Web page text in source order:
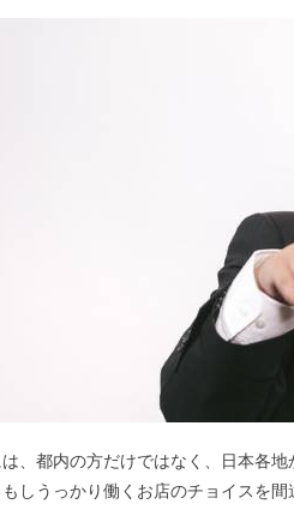
、都内の方だけではなく、日本各
しうっかり働くお店のチョイスを